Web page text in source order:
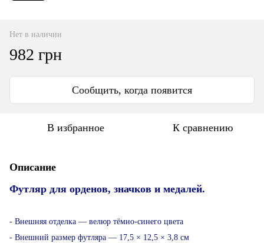
Нет в наличии
982 грн
Сообщить, когда появится
В избранное К сравнению
Описание
Футляр для орденов, значков и медалей.
- Внешняя отделка — велюр тёмно-синего цвета
- Внешний размер футляра — 17,5 × 12,5 × 3,8 см